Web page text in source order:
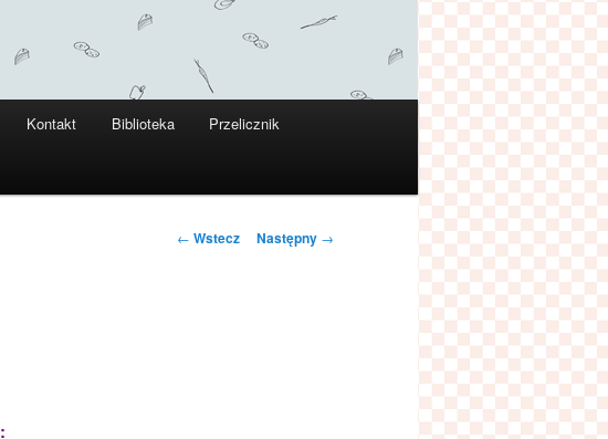
Kontakt Biblioteka Przelicznik
Zobacz
← Wstecz Następny →
: